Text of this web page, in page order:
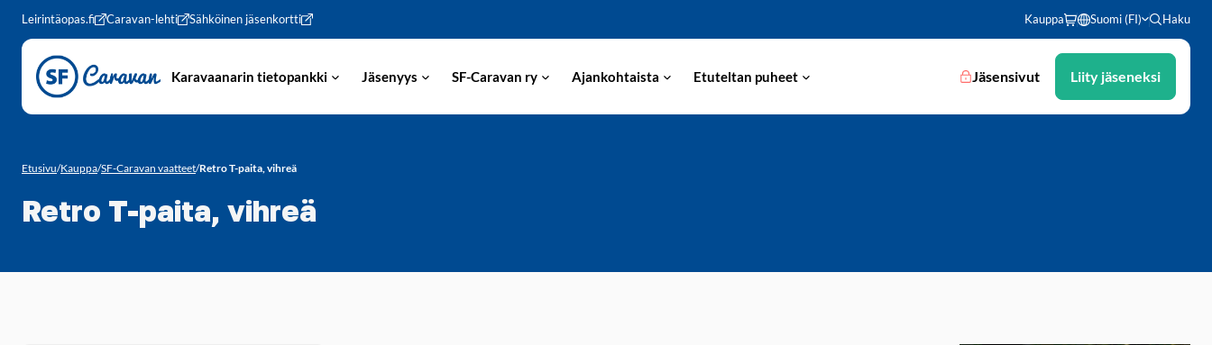
Siirry sivun sisältöön
Leirintäopas.fi Caravan-lehti Sähköinen jäsenkortti Kauppa Suomi (FI) Haku
Karavaanarin tietopankki Jäsenyys SF-Caravan ry Ajankohtaista Etuteltan puheet Jäsensivut Liity jäseneksi
Etusivu/Kauppa/SF-Caravan vaatteet/Retro T-paita, vihreä
Retro T-paita, vihreä